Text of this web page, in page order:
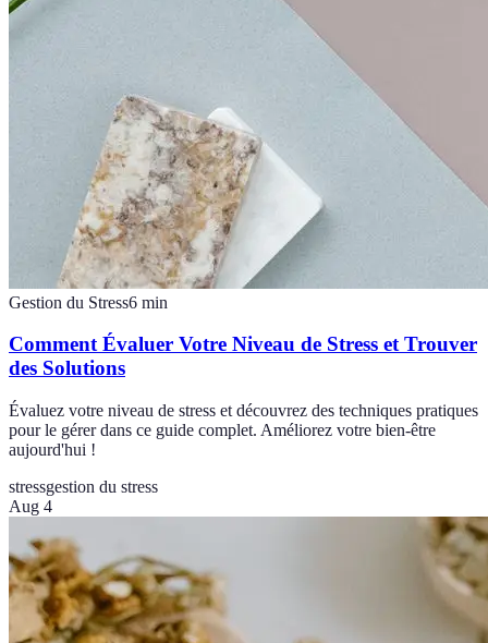
Gestion du Stress6 min
Comment Évaluer Votre Niveau de Stress et Trouver
des Solutions
Évaluez votre niveau de stress et découvrez des techniques pratiques
pour le gérer dans ce guide complet. Améliorez votre bien-être
aujourd'hui !
stressgestion du stress
Aug 4